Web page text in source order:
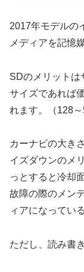
2017年モデルの
メディアを記憶
SDのメリットは
サイズであれば
れます。（128
カーナビの大き
イズダウンのメ
っとすると冷却
故障の際のメン
ィアになってい
ただし、読み書